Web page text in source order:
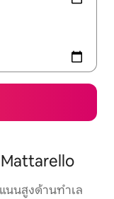
นนสูงด้านทำเล